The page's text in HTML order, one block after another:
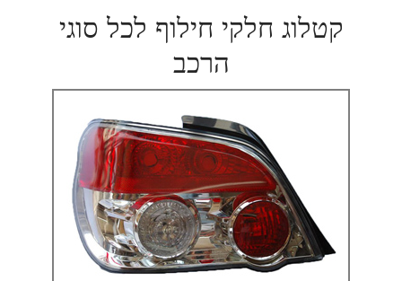
קטלוג חלקי חילוף לכל סוגי
הרכב